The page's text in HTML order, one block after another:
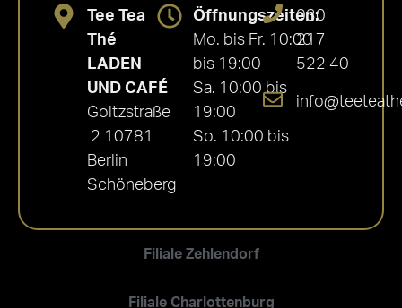
Filiale Zehlendorf
Filiale Charlottenburg
Tee Tea
Thé
LADEN
UND CAFÉ
Goltzstraße
2 10781
Berlin
Schöneberg
Öffnungszeiten:
Mo. bis Fr. 10:00
bis 19:00
Sa. 10:00 bis
19:00
So. 10:00 bis
19:00
030
217
522 40